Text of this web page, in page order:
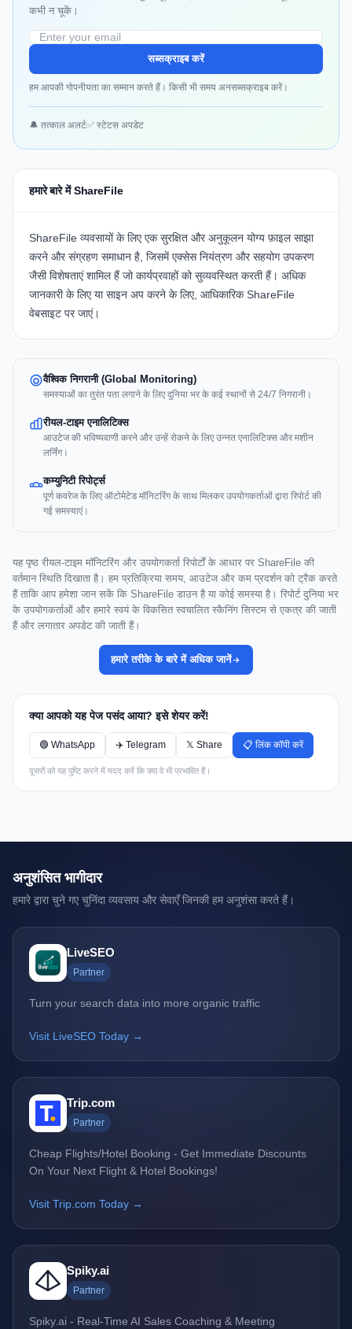
कभी न चूकें।
सब्सक्राइब करें
हम आपकी गोपनीयता का सम्मान करते हैं। किसी भी समय अनसब्सक्राइब करें।
🔔 तत्काल अलर्ट✅ स्टेटस अपडेट
हमारे बारे में ShareFile
ShareFile व्यवसायों के लिए एक सुरक्षित और अनुकूलन योग्य फ़ाइल साझा
करने और संग्रहण समाधान है, जिसमें एक्सेस नियंत्रण और सहयोग उपकरण
जैसी विशेषताएं शामिल हैं जो कार्यप्रवाहों को सुव्यवस्थित करती हैं। अधिक
जानकारी के लिए या साइन अप करने के लिए, आधिकारिकShareFile
वेबसाइट पर जाएं।
वैश्विक निगरानी (Global Monitoring)
समस्याओं का तुरंत पता लगाने के लिए दुनिया भर के कई स्थानों से 24/7 निगरानी।
रीयल-टाइम एनालिटिक्स
आउटेज की भविष्यवाणी करने और उन्हें रोकने के लिए उन्नत एनालिटिक्स और मशीन
लर्निंग।
कम्युनिटी रिपोर्ट्स
पूर्ण कवरेज के लिए ऑटोमेटेड मॉनिटरिंग के साथ मिलकर उपयोगकर्ताओं द्वारा रिपोर्ट की
गई समस्याएं।
यह पृष्ठ रीयल-टाइम मॉनिटरिंग और उपयोगकर्ता रिपोर्टों के आधार पर ShareFile की
वर्तमान स्थिति दिखाता है। हम प्रतिक्रिया समय, आउटेज और कम प्रदर्शन को ट्रैक करते
हैं ताकि आप हमेशा जान सकें कि ShareFile डाउन है या कोई समस्या है। रिपोर्ट दुनिया भर
के उपयोगकर्ताओं और हमारे स्वयं के विकसित स्वचालित स्कैनिंग सिस्टम से एकत्र की जाती
हैं और लगातार अपडेट की जाती हैं।
हमारे तरीके के बारे में अधिक जानें
क्या आपको यह पेज पसंद आया? इसे शेयर करें!
🟢 WhatsApp ✈️ Telegram 𝕏 Share 📋 लिंक कॉपी करें
दूसरों को यह पुष्टि करने में मदद करें कि क्या वे भी प्रभावित हैं।
अनुशंसित भागीदार
हमारे द्वारा चुने गए चुनिंदा व्यवसाय और सेवाएँ जिनकी हम अनुशंसा करते हैं।
LiveSEO
Partner
Turn your search data into more organic traffic
Visit LiveSEO Today →
Trip.com
Partner
Cheap Flights/Hotel Booking - Get Immediate Discounts
On Your Next Flight & Hotel Bookings!
Visit Trip.com Today →
Spiky.ai
Partner
Spiky.ai - Real-Time AI Sales Coaching & Meeting